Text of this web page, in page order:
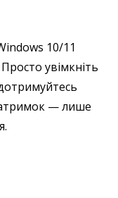
10/11
увімкніть
— лише